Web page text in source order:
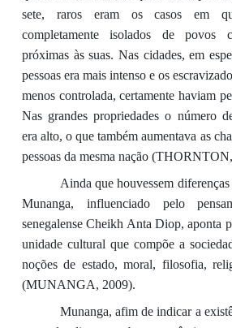
sete, raros eram os casos em
completamente isolados de povos
próximas às suas. Nas cidades, em
pessoas era mais intenso e os
menos controlada, certamente haviam
Nas grandes propriedades o número
era alto, o que também aumentava as
pessoas da mesma nação
Ainda que houvessem
Munanga, influenciado pelo
senegalense Cheikh Anta Diop, aponta
unidade cultural que compõe a
noções de estado, moral, filosofia,
(MUNANGA, 2009).
Munanga, afim de indicar a